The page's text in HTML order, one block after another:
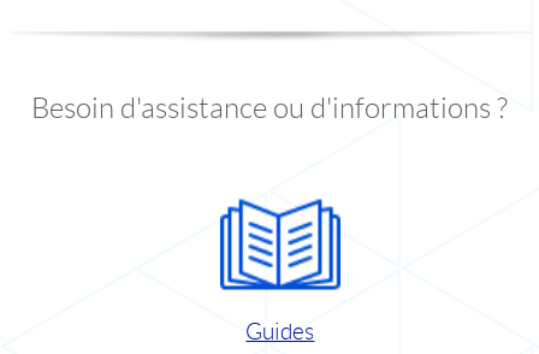
Besoin d'assistance ou d'informations ?
Guides